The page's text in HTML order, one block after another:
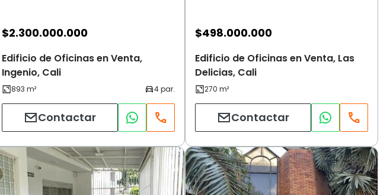
$2.300.000.000
Edificio de Oficinas en Venta,
Ingenio, Cali
Contactar
$498.000.000
Edificio de Oficinas en Venta, Las
Delicias, Cali
Contactar